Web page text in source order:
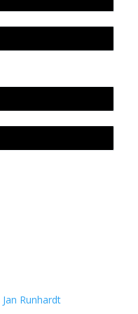
Jan Runhardt